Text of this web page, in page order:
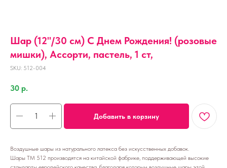
Шар (12''/30 см) С Днем Рождения! (розовые
мишки), Ассорти, пастель, 1 ст,
SKU: 512-004
30 р.
Добавить в корзину
Воздушные шары из натурального латекса без искусственных добавок.
Шары ТМ 512 производятся на китайской фабрике, поддерживающей высокие